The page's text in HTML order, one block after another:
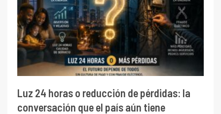
Luz 24 horas o reducción de pérdidas: la
conversación que el país aún tiene